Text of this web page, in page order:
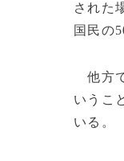
された
国民の
他方
いうこ
いる。